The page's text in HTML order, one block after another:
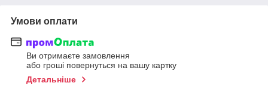
Умови оплати
Ви отримаєте замовлення
або гроші повернуться на вашу картку
Детальніше